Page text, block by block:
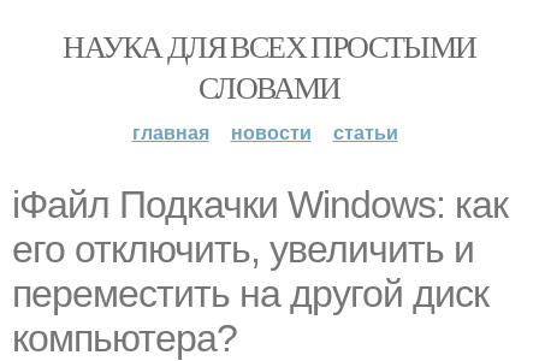
НАУКА ДЛЯ ВСЕХ ПРОСТЫМИ
СЛОВАМИ
главная новости статьи
iФайл Подкачки Windows: как
его отключить, увеличить и
переместить на другой диск
компьютера?